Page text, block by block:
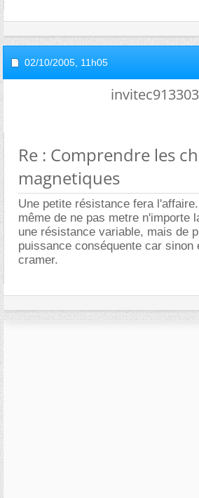
02/10/2005, 11h05
Re : Comprendre les
magnetiques
Une petite résistance fera
même de ne pas metre n'importe
une résistance variable, mais de
puissance conséquente car sinon
cramer.